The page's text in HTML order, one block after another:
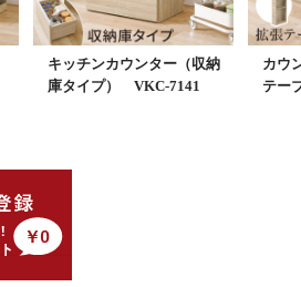
キッチンカウンター（収納
庫タイプ） VKC-7141
カウ
テー